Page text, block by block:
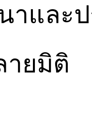
และ
ายมิติ